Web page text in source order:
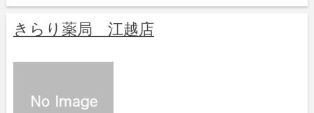
きらり薬局 江越店